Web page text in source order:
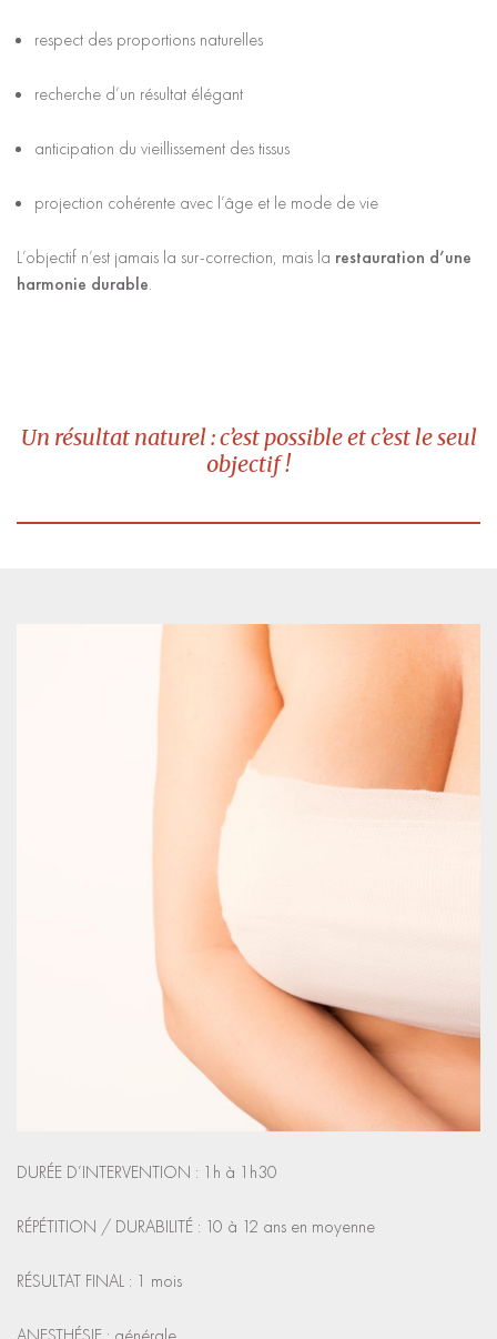
respect des proportions naturelles
recherche d’un résultat élégant
anticipation du vieillissement des tissus
projection cohérente avec l’âge et le mode de vie
L’objectif n’est jamais la sur-correction, mais la restauration d’une
harmonie durable.
Un résultat naturel : c’est possible et c’est le seul
objectif !
DURÉE D’INTERVENTION : 1h à 1h30
RÉPÉTITION / DURABILITÉ : 10 à 12 ans en moyenne
RÉSULTAT FINAL : 1 mois